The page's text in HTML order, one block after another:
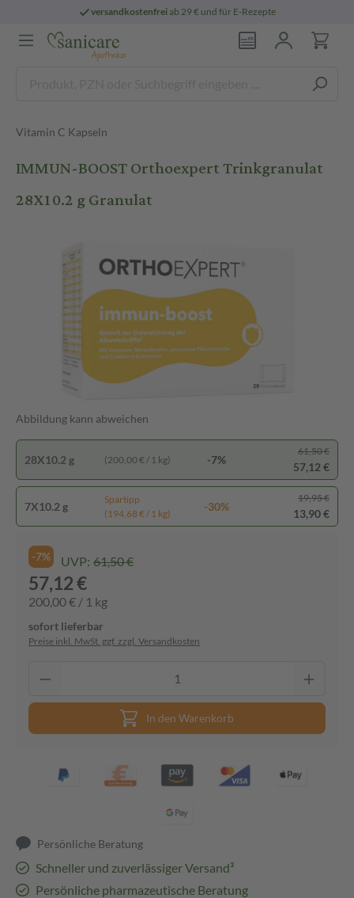
versandkostenfreiab 29 € und für E-Rezepte
Vitamin C Kapseln
IMMUN-BOOST Orthoexpert Trinkgranulat
28X10.2 g Granulat
Abbildung kann abweichen
28X10.2 g (200,00 € / 1 kg) -7%
61,50 €
57,12 €
7X10.2 g
Spartipp
(194,68 € / 1 kg)
-30%
19,95 €
13,90 €
-7% UVP: 61,50 €
57,12 €
200,00 € / 1 kg
sofort lieferbar
Preise inkl. MwSt. ggf. zzgl. Versandkosten
In den Warenkorb
Persönliche Beratung
Schneller und zuverlässiger Versand³
Persönliche pharmazeutische Beratung